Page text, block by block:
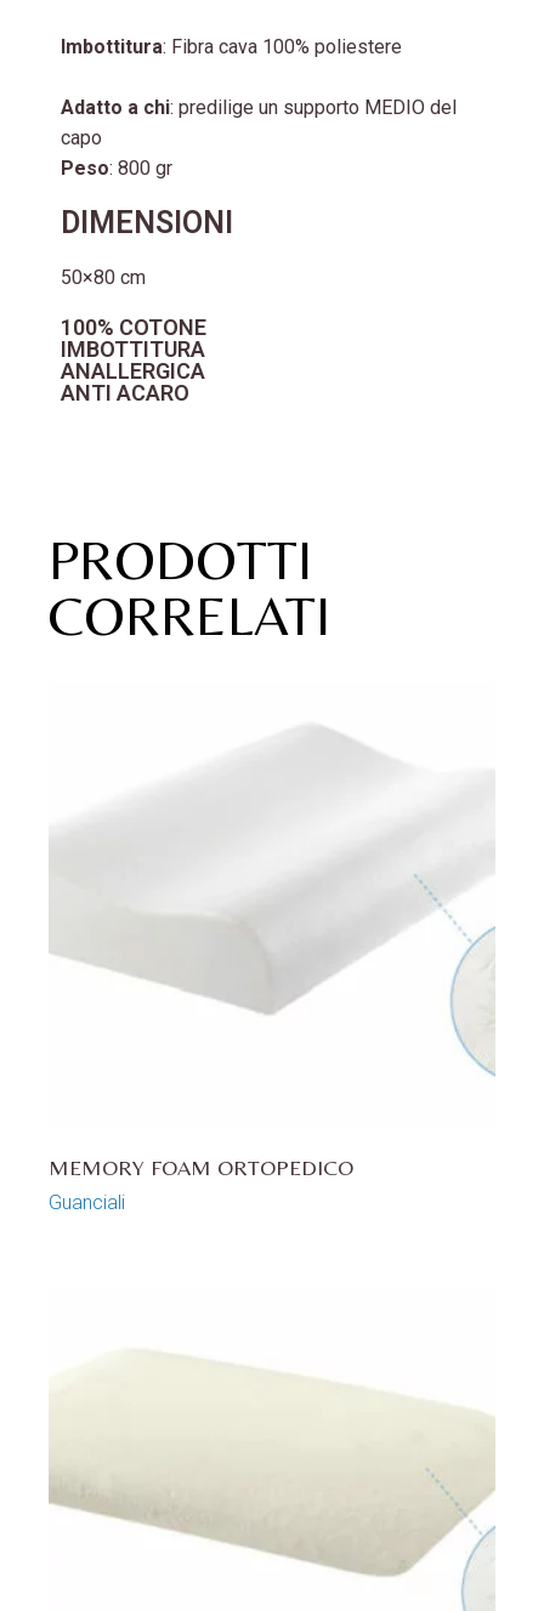
Imbottitura: Fibra cava 100% poliestere
Adatto a chi: predilige un supporto MEDIO del
capo
Peso: 800 gr
DIMENSIONI
50×80 cm
100% COTONE
IMBOTTITURA
ANALLERGICA
ANTI ACARO
PRODOTTI
CORRELATI
MEMORY FOAM ORTOPEDICO
Guanciali